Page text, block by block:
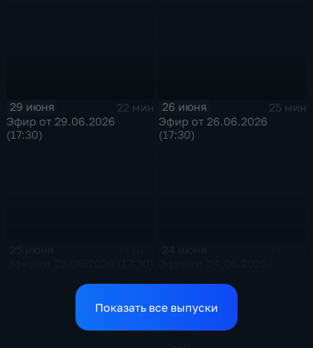
29 июня
22 мин
Эфир от 29.06.2026
(17:30)
26 июня
25 мин
Эфир от 26.06.2026
(17:30)
Показать все выпуски